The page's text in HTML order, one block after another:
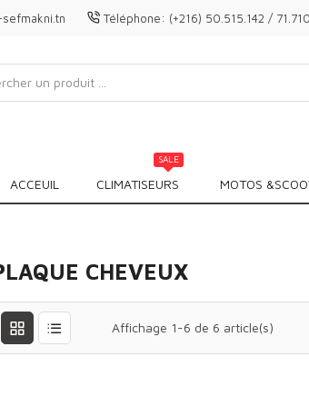
Téléphone: (+216) 50.515.142 /
ACCEUIL
SALE
CLIMATISEURS MOTOS
CHEVEUX
Affichage 1-6 de 6 article(s)